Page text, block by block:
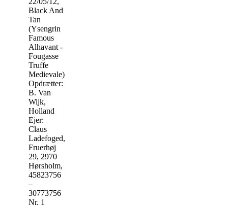
Black And
Tan
(Ysengrin
Famous
Alhavant -
Fougasse
Truffe
Medievale)
Opdrætter:
B. Van
Wijk,
Holland
Ejer:
Claus
Ladefoged,
Fruerhøj
29, 2970
Hørsholm,
45823756
–
30773756
Nr. 1